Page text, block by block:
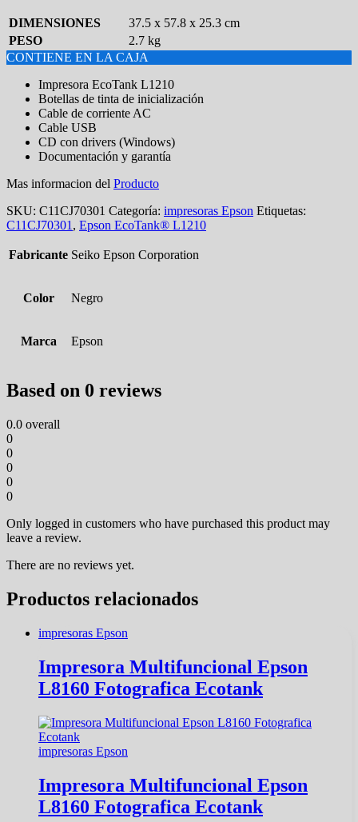
DIMENSIONES
37.5 x 57.8 x 25.3 cm
PESO
2.7 kg
CONTIENE EN LA CAJA
Impresora EcoTank L1210
Botellas de tinta de inicialización
Cable de corriente AC
Cable USB
CD con drivers (Windows)
Documentación y garantía
Mas informacion del Producto
SKU: C11CJ70301 Categoría: impresoras Epson Etiquetas:
C11CJ70301 , Epson EcoTank® L1210
Fabricante Seiko Epson Corporation
Color Negro
Marca Epson
Based on 0 reviews
0.0 overall
0
0
0
0
0
Only logged in customers who have purchased this product may
leave a review.
There are no reviews yet.
Productos relacionados
impresoras Epson
Impresora Multifuncional Epson
L8160 Fotografica Ecotank
impresoras Epson
Impresora Multifuncional Epson
L8160 Fotografica Ecotank